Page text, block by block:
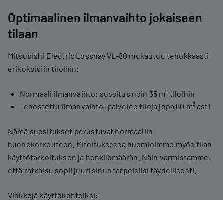
Optimaalinen ilmanvaihto jokaiseen
tilaan
Mitsubishi Electric Lossnay VL-80 mukautuu tehokkaasti
erikokoisiin tiloihin:
Normaali ilmanvaihto: suositus noin 35 m² tiloihin
Tehostettu ilmanvaihto: palvelee tiloja jopa 60 m² asti
Nämä suositukset perustuvat normaaliin
huonekorkeuteen. Mitoituksessa huomioimme myös tilan
käyttötarkoituksen ja henkilömäärän. Näin varmistamme,
että ratkaisu sopii juuri sinun tarpeisiisi täydellisesti.
Vinkkejä käyttökohteiksi: